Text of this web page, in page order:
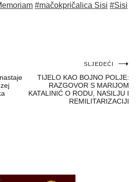
#mačokpričalica Sisi #Sisi
SLJEDEĆI
TIJELO KAO BOJNO POLJE:
RAZGOVOR S MARIJOM
KATALINIĆ O RODU, NASILJU I
REMILITARIZACIJI